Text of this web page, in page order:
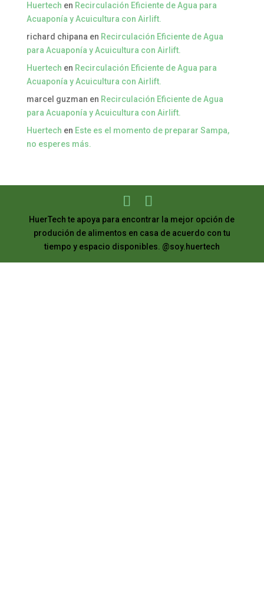
Huertech en Recirculación Eficiente de Agua para
Acuaponía y Acuicultura con Airlift.
richard chipana en Recirculación Eficiente de Agua
para Acuaponía y Acuicultura con Airlift.
Huertech en Recirculación Eficiente de Agua para
Acuaponía y Acuicultura con Airlift.
marcel guzman en Recirculación Eficiente de Agua
para Acuaponía y Acuicultura con Airlift.
Huertech en Este es el momento de preparar Sampa,
no esperes más.
HuerTech te apoya para encontrar la mejor opción de
produción de alimentos en casa de acuerdo con tu
tiempo y espacio disponibles. @soy.huertech